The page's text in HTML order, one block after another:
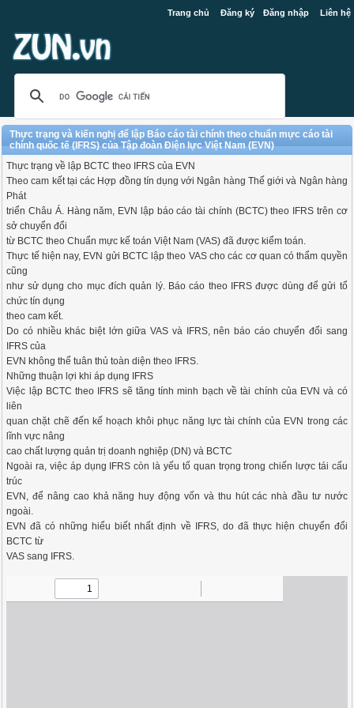
Trang chủ Đăng ký Đăng nhập Liên hệ
Thực trạng và kiến nghị để lập Báo cáo tài chính theo chuẩn mực cáo tài
chính quốc tế (IFRS) của Tập đoàn Điện lực Việt Nam (EVN)
Thực trạng về lập BCTC theo IFRS của EVN
Theo cam kết tại các Hợp đồng tín dụng với Ngân hàng Thế giới và Ngân hàng
Phát
triển Châu Á. Hàng năm, EVN lập báo cáo tài chính (BCTC) theo IFRS trên cơ
sở chuyển đổi
từ BCTC theo Chuẩn mực kế toán Việt Nam (VAS) đã được kiểm toán.
Thực tế hiện nay, EVN gửi BCTC lập theo VAS cho các cơ quan có thẩm quyền
cũng
như sử dụng cho mục đích quản lý. Báo cáo theo IFRS được dùng để gửi tổ
chức tín dụng
theo cam kết.
Do có nhiều khác biệt lớn giữa VAS và IFRS, nên báo cáo chuyển đổi sang
IFRS của
EVN không thể tuân thủ toàn diện theo IFRS.
Những thuận lợi khi áp dụng IFRS
Việc lập BCTC theo IFRS sẽ tăng tính minh bạch về tài chính của EVN và có
liên
quan chặt chẽ đến kế hoạch khôi phục năng lực tài chính của EVN trong các
lĩnh vực nâng
cao chất lượng quản trị doanh nghiệp (DN) và BCTC
Ngoài ra, việc áp dụng IFRS còn là yếu tố quan trọng trong chiến lược tái cấu
trúc
EVN, để nâng cao khả năng huy động vốn và thu hút các nhà đầu tư nước
ngoài.
EVN đã có những hiểu biết nhất định về IFRS, do đã thực hiện chuyển đổi
BCTC từ
VAS sang IFRS.